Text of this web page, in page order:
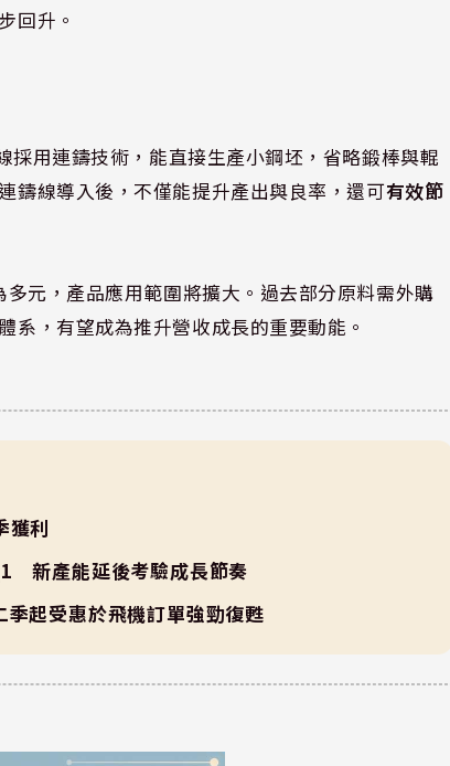
回升。
採用連鑄技術，能直接生產小鋼坯，省略鍛棒與輥
鑄線導入後，不僅能提升產出與良率，還可有效節
元，產品應用範圍將擴大。過去部分原料需外購
系，有望成為推升營收成長的重要動能。
獲利
新產能延後考驗成長節奏
起受惠於飛機訂單強勁復甦